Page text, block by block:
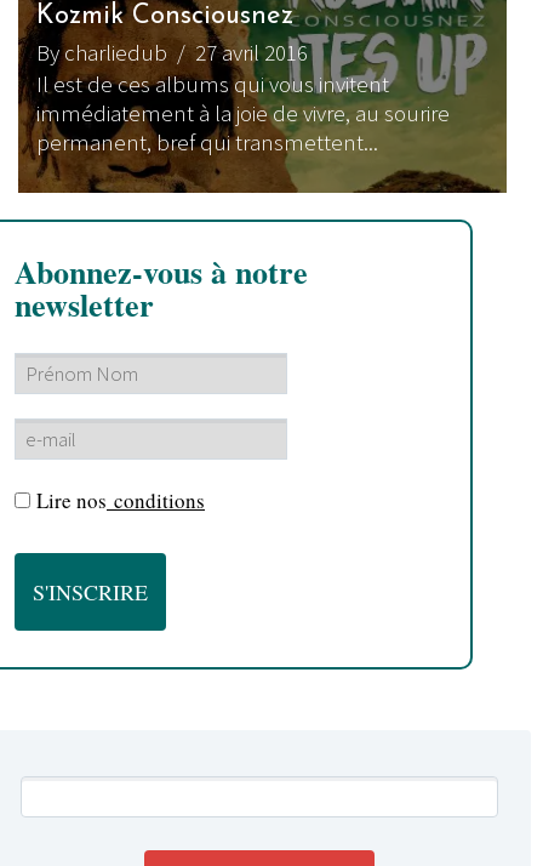
Kozmik Consciousnez
By charliedub / 27 avril 2016
Il est de ces albums qui vous invitent
immédiatement à la joie de vivre, au sourire
permanent, bref qui transmettent...
Abonnez-vous à notre
newsletter
Lire nos conditions